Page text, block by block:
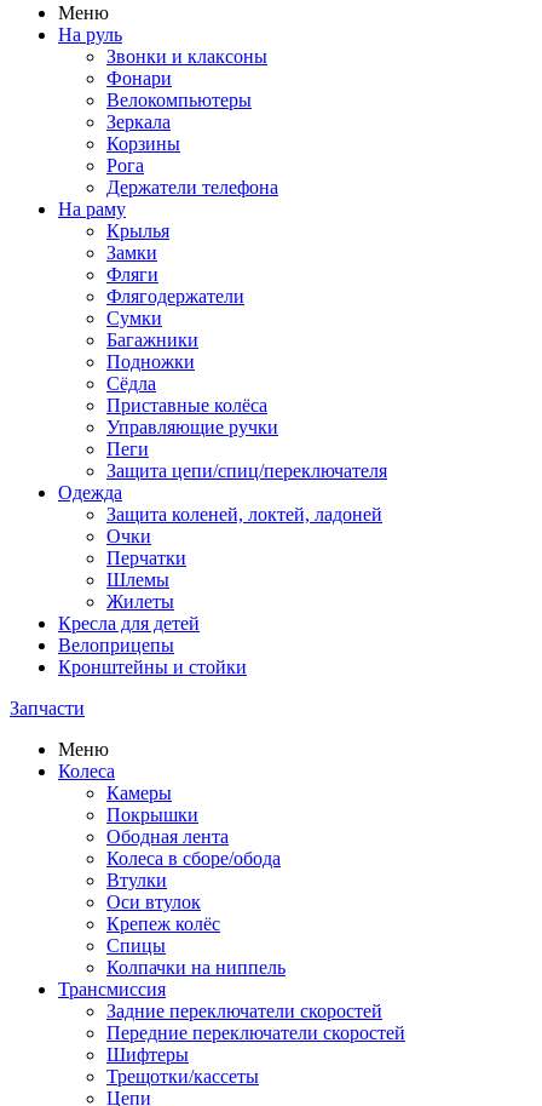
Меню
На руль
Звонки и клаксоны
Фонари
Велокомпьютеры
Зеркала
Корзины
Рога
Держатели телефона
На раму
Крылья
Замки
Фляги
Флягодержатели
Сумки
Багажники
Подножки
Сёдла
Приставные колёса
Управляющие ручки
Пеги
Защита цепи/спиц/переключателя
Одежда
Защита коленей, локтей, ладоней
Очки
Перчатки
Шлемы
Жилеты
Кресла для детей
Велоприцепы
Кронштейны и стойки
Запчасти
Меню
Колеса
Камеры
Покрышки
Ободная лента
Колеса в сборе/обода
Втулки
Оси втулок
Крепеж колёс
Спицы
Колпачки на ниппель
Трансмиссия
Задние переключатели скоростей
Передние переключатели скоростей
Шифтеры
Трещотки/кассеты
Цепи